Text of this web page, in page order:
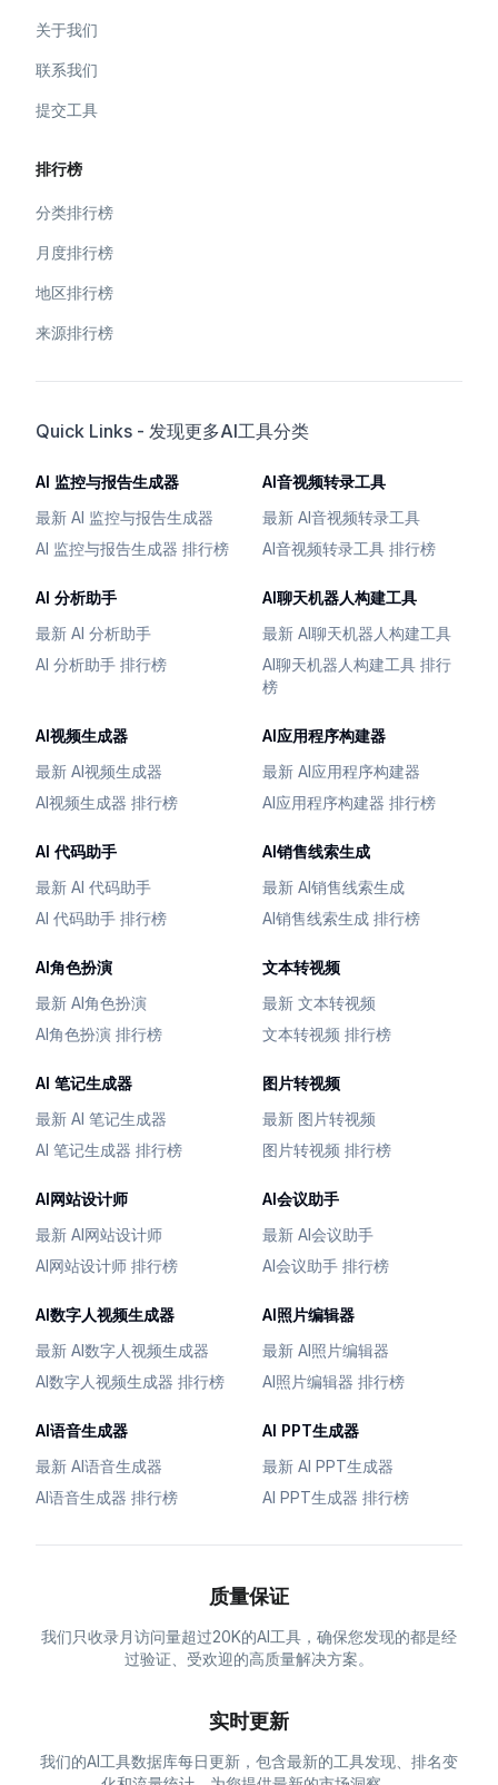
关于我们
联系我们
提交工具
排行榜
分类排行榜
月度排行榜
地区排行榜
来源排行榜
Quick Links - 发现更多AI工具分类
AI 监控与报告生成器
最新 AI 监控与报告生成器
AI 监控与报告生成器 排行榜
AI音视频转录工具
最新 AI音视频转录工具
AI音视频转录工具 排行榜
AI 分析助手
最新 AI 分析助手
AI 分析助手 排行榜
AI聊天机器人构建工具
最新 AI聊天机器人构建工具
AI聊天机器人构建工具 排行
榜
AI视频生成器
最新 AI视频生成器
AI视频生成器 排行榜
AI应用程序构建器
最新 AI应用程序构建器
AI应用程序构建器 排行榜
AI 代码助手
最新 AI 代码助手
AI 代码助手 排行榜
AI销售线索生成
最新 AI销售线索生成
AI销售线索生成 排行榜
AI角色扮演
最新 AI角色扮演
AI角色扮演 排行榜
文本转视频
最新 文本转视频
文本转视频 排行榜
AI 笔记生成器
最新 AI 笔记生成器
AI 笔记生成器 排行榜
图片转视频
最新 图片转视频
图片转视频 排行榜
AI网站设计师
最新 AI网站设计师
AI网站设计师 排行榜
AI会议助手
最新 AI会议助手
AI会议助手 排行榜
AI数字人视频生成器
最新 AI数字人视频生成器
AI数字人视频生成器 排行榜
AI照片编辑器
最新 AI照片编辑器
AI照片编辑器 排行榜
AI语音生成器
最新 AI语音生成器
AI语音生成器 排行榜
AI PPT生成器
最新 AI PPT生成器
AI PPT生成器 排行榜
质量保证
我们只收录月访问量超过20K的AI工具，确保您发现的都是经
过验证、受欢迎的高质量解决方案。
实时更新
我们的AI工具数据库每日更新，包含最新的工具发现、排名变